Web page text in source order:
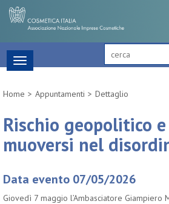
Toggle
navigation
Home
Appuntamenti Dettaglio
Rischio geopolitico
muoversi nel
Data evento 07/05/2026
Giovedì 7 maggio l’Ambasciatore Giampiero